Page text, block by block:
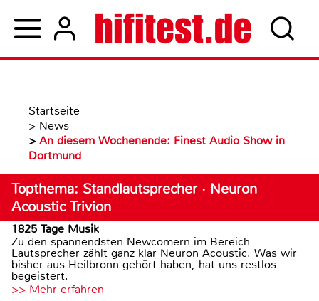
Startseite
> News
> An diesem Wochenende: Finest Audio Show in
Dortmund
Topthema: Standlautsprecher · Neuron
Acoustic Trivion
1825 Tage Musik
Zu den spannendsten Newcomern im Bereich
Lautsprecher zählt ganz klar Neuron Acoustic. Was wir
bisher aus Heilbronn gehört haben, hat uns restlos
begeistert.
>> Mehr erfahren